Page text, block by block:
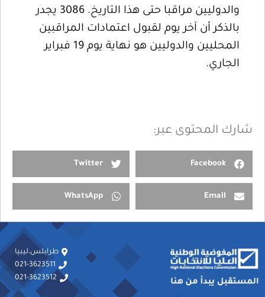
والدوليين مراقبا حتى هذا التاريخ. 3086 يجدر
بالذكر أن آخر يوم لقبول اعتمادات المراقبين
المحليين والدوليين هو نهاية يوم 19 فبراير
الجاري.
شارك المحتوى عبر:
Facebook
Twitter
Email
WhatsApp
طرابلس،ليبيا
021-3623511
021-3623512